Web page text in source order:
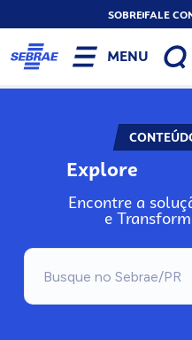
SOBREFALE
MENU
Explore
Encontre a
e